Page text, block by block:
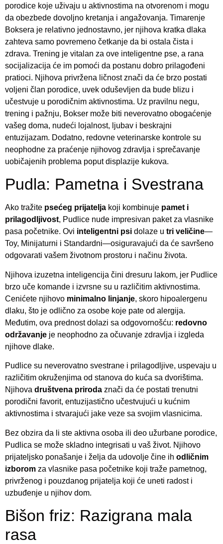
porodice koje uživaju u aktivnostima na otvorenom i mogu
da obezbede dovoljno kretanja i angažovanja. Timarenje
Boksera je relativno jednostavno, jer njihova kratka dlaka
zahteva samo povremeno četkanje da bi ostala čista i
zdrava. Trening je vitalan za ove inteligentne pse, a rana
socijalizacija će im pomoći da postanu dobro prilagođeni
pratioci. Njihova privržena ličnost znači da će brzo postati
voljeni član porodice, uvek oduševljen da bude blizu i
učestvuje u porodičnim aktivnostima. Uz pravilnu negu,
trening i pažnju, Bokser može biti neverovatno obogaćenje
vašeg doma, nudeći lojalnost, ljubav i beskrajni
entuzijazam. Dodatno, redovne veterinarske kontrole su
neophodne za praćenje njihovog zdravlja i sprečavanje
uobičajenih problema poput displazije kukova.
Pudla: Pametna i Svestrana
Ako tražite psećeg prijatelja koji kombinuje pamet i
prilagodljivost, Pudlice nude impresivan paket za vlasnike
pasa početnike. Ovi inteligentni psi dolaze u tri veličine—
Toy, Minijaturni i Standardni—osiguravajući da će savršeno
odgovarati vašem životnom prostoru i načinu života.
Njihova izuzetna inteligencija čini dresuru lakom, jer Pudlice
brzo uče komande i izvrsne su u različitim aktivnostima.
Cenićete njihovo minimalno linjanje, skoro hipoalergenu
dlaku, što je odlično za osobe koje pate od alergija.
Međutim, ova prednost dolazi sa odgovornošću: redovno
održavanje je neophodno za očuvanje zdravlja i izgleda
njihove dlake.
Pudlice su neverovatno svestrane i prilagodljive, uspevaju u
različitim okruženjima od stanova do kuća sa dvorištima.
Njihova društvena priroda znači da će postati trenutni
porodični favorit, entuzijastično učestvujući u kućnim
aktivnostima i stvarajući jake veze sa svojim vlasnicima.
Bez obzira da li ste aktivna osoba ili deo užurbane porodice,
Pudlica se može skladno integrisati u vaš život. Njihovo
prijateljsko ponašanje i želja da udovolje čine ih odličnim
izborom za vlasnike pasa početnike koji traže pametnog,
privrženog i pouzdanog prijatelja koji će uneti radost i
uzbuđenje u njihov dom.
Bišon friz: Razigrana mala
rasa